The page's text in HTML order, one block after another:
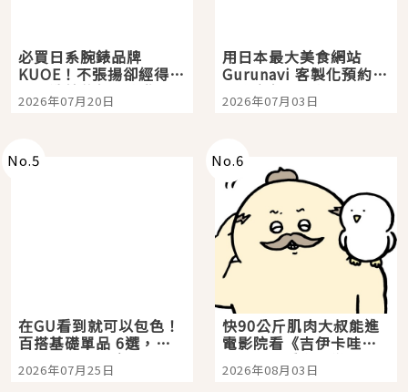
必買日系腕錶品牌
KUOE！不張揚卻經得起
時間洗鍊的經典之作五
選
2026年07月20日
用日本最大美食網站
Gurunavi 客製化預約九
大都市餐廳，打造專屬
美食體驗！
2026年07月03日
No.5
在GU看到就可以包色！
百搭基礎單品 6選，閉
眼全收也不心疼
2026年07月25日
No.6
快90公斤肌肉大叔能進
電影院看《吉伊卡哇》
嗎？日本重金屬樂團
「打首」會長與nagano
2026年08月03日